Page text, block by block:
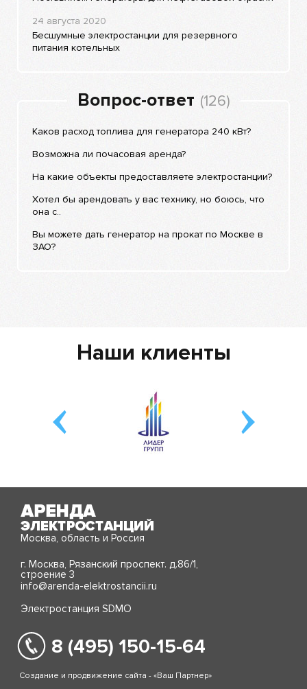
24 августа 2020
Бесшумные электростанции для резервного
питания котельных
Вопрос-ответ (126)
Каков расход топлива для генератора 240 кВт?
Возможна ли почасовая аренда?
На какие объекты предоставляете электростанции?
Хотел бы арендовать у вас технику, но боюсь, что
она с..
Вы можете дать генератор на прокат по Москве в
ЗАО?
Наши клиенты
Москва, область и Россия
г. Москва, Рязанский проспект. д.86/1,
строение 3
info@arenda-elektrostancii.ru
Электростанция SDMO
8 (495) 150-15-64
Создание и продвижение сайта - «Ваш Партнер»